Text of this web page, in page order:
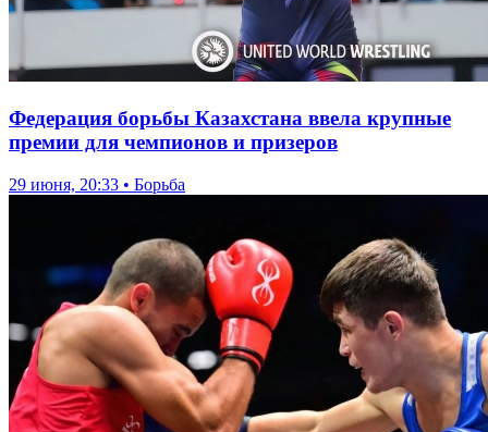
Федерация борьбы Казахстана ввела крупные
премии для чемпионов и призеров
29 июня, 20:33 • Борьба